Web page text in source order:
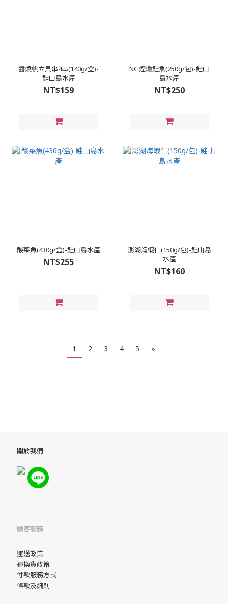
醬燒帆立貝串4串(140g/盒)-
鮭山島水產
NT$159
NG煙燻鮭魚(250g/包)-鮭山
島水產
NT$250
酸菜魚(430g/盒)-鮭山島水產
NT$255
澎湖海蝦仁(150g/包)-鮭山島
水產
NT$160
1 2 3 4 5 »
關於我們
顧客服務
運送政策
退換貨政策
付款服務方式
條款及細則